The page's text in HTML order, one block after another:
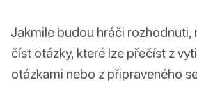
Jakmile budou hráči rozhodnuti,
číst otázky, které lze přečíst z
otázkami nebo z připraveného